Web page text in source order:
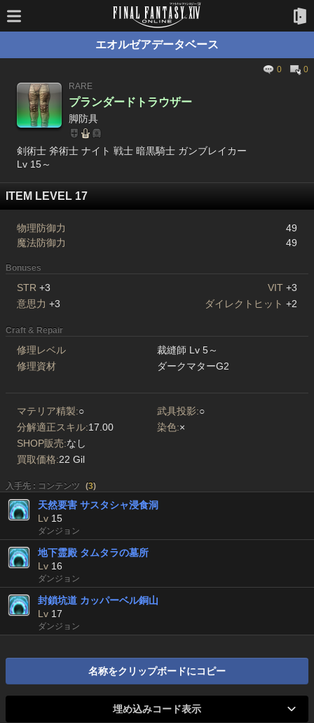
エオルゼアデータベース
0
0
RARE
プランダードトラウザー
脚防具
剣術士 斧術士 ナイト 戦士 暗黒騎士 ガンブレイカー
Lv 15～
ITEM LEVEL 17
物理防御力
49
魔法防御力
49
Bonuses
STR +3 VIT +3
意思力 +3 ダイレクトヒット +2
Craft & Repair
修理レベル
裁縫師 Lv 5～
修理資材
ダークマターG2
マテリア精製:○ 武具投影:○
分解適正スキル:17.00 染色:×
SHOP販売:なし
買取価格:22 Gil
入手先 : コンテンツ (3)
天然要害 サスタシャ浸食洞
Lv 15
ダンジョン
地下霊殿 タムタラの墓所
Lv 16
ダンジョン
封鎖坑道 カッパーベル銅山
Lv 17
ダンジョン
名称をクリップボードにコピー
埋め込みコード表示